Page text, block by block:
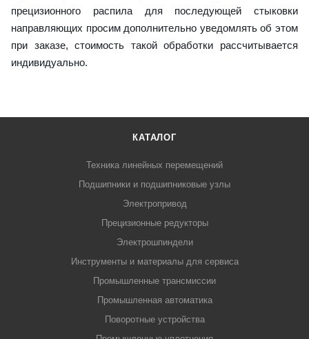
прецизионного распила для последующей стыковки
направляющих просим дополнительно уведомлять об этом
при заказе, стоимость такой обработки рассчитывается
индивидуально.
КАТАЛОГ
Техника линейных перемещений
Подшипники и подшипниковые узлы
Электропривод
Прецизионные редукторы
Электрошпиндели
Инструменты и материалы для сервиса
Промышленные трансмиссии
Промышленная автоматика
Поворотные устройства